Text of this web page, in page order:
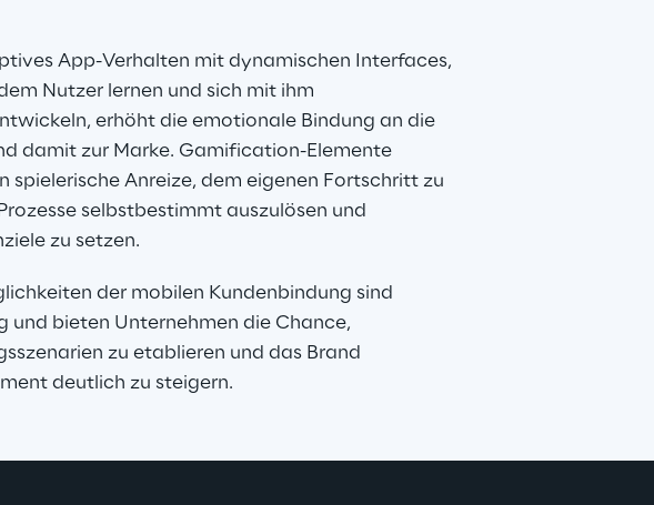
App-Verhalten mit dynamischen Interfaces,
Nutzer lernen und sich mit ihm
erhöht die emotionale Bindung an die
damit zur Marke. Gamification-Elemente
spielerische Anreize, dem eigenen Fortschritt zu
selbstbestimmt auszulösen und
zu setzen.
der mobilen Kundenbindung sind
und bieten Unternehmen die Chance,
zu etablieren und das Brand
deutlich zu steigern.